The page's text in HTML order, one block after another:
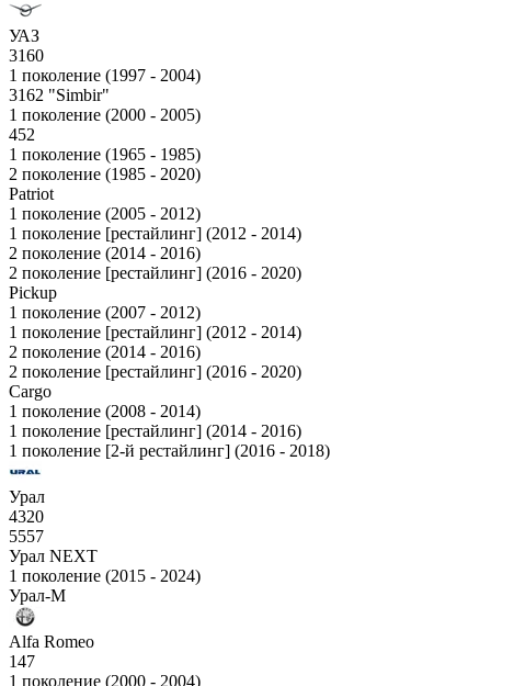
УАЗ
3160
1 поколение (1997 - 2004)
3162 "Simbir"
1 поколение (2000 - 2005)
452
1 поколение (1965 - 1985)
2 поколение (1985 - 2020)
Patriot
1 поколение (2005 - 2012)
1 поколение [рестайлинг] (2012 - 2014)
2 поколение (2014 - 2016)
2 поколение [рестайлинг] (2016 - 2020)
Pickup
1 поколение (2007 - 2012)
1 поколение [рестайлинг] (2012 - 2014)
2 поколение (2014 - 2016)
2 поколение [рестайлинг] (2016 - 2020)
Cargo
1 поколение (2008 - 2014)
1 поколение [рестайлинг] (2014 - 2016)
1 поколение [2-й рестайлинг] (2016 - 2018)
Урал
4320
5557
Урал NEXT
1 поколение (2015 - 2024)
Урал-М
Alfa Romeo
147
1 поколение (2000 - 2004)